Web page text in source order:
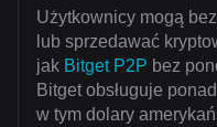
Użytkownicy mogą
lub sprzedawać
jak Bitget P2P bez
Bitget obsługuje
w tym dolary